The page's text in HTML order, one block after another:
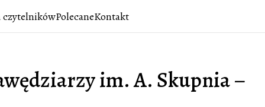
czytelnikówPolecaneKontakt
im. A. Skupnia –